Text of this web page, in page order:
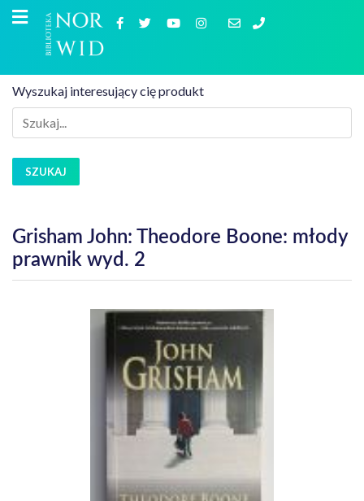
Wyszukaj interesujący cię produkt
SZUKAJ
Grisham John: Theodore Boone: młody
prawnik wyd. 2